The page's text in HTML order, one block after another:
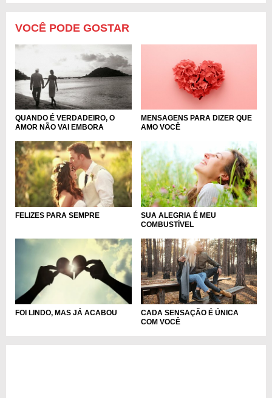
VOCÊ PODE GOSTAR
QUANDO É VERDADEIRO, O
AMOR NÃO VAI EMBORA
MENSAGENS PARA DIZER QUE
AMO VOCÊ
FELIZES PARA SEMPRE
SUA ALEGRIA É MEU
COMBUSTÍVEL
FOI LINDO, MAS JÁ ACABOU
CADA SENSAÇÃO É ÚNICA
COM VOCÊ